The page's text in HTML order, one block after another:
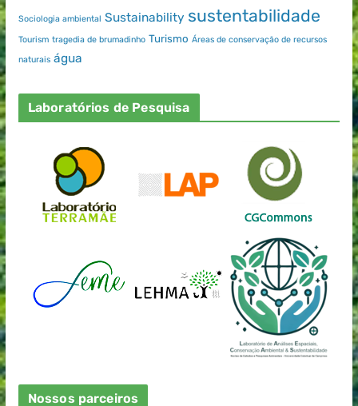
Sociologia ambiental Sustainability sustentabilidade
Tourism tragedia de brumadinho Turismo Áreas de conservação de recursos
naturais água
Laboratórios de Pesquisa
Nossos parceiros